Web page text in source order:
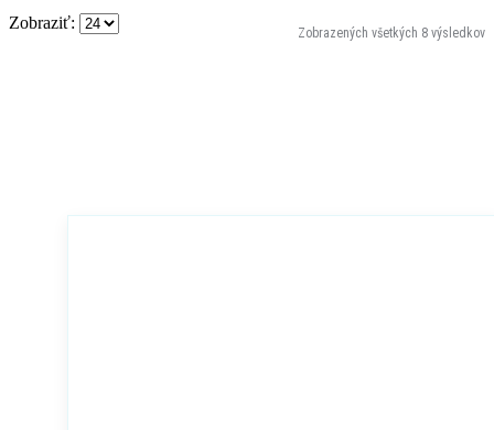
Zobrazených všetkých 8 výsledkov
Zobraziť: